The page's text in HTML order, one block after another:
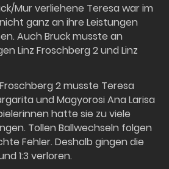
Mur verliehene Teresa war im
ganz an ihre Leistungen
Auch Bruck musste an
Linz Froschberg 2 und Linz
2 musste Teresa
und Magyorosi Ana Larisa
hatte sie zu viele
Tollen Ballwechseln folgen
Fehler. Deshalb gingen die
1:3 verloren.